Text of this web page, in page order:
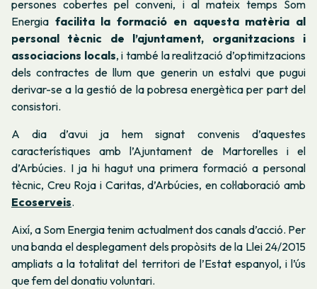
persones cobertes pel conveni, i al mateix temps Som
Energia facilita la formació en aquesta matèria al
personal tècnic de l’ajuntament, organitzacions i
associacions locals, i també la realització d’optimitzacions
dels contractes de llum que generin un estalvi que pugui
derivar-se a la gestió de la pobresa energètica per part del
consistori.
A dia d’avui ja hem signat convenis d’aquestes
característiques amb l’Ajuntament de Martorelles i el
d’Arbúcies. I ja hi hagut una primera formació a personal
tècnic, Creu Roja i Caritas, d’Arbúcies, en col·laboració amb
Ecoserveis.
Així, a Som Energia tenim actualment dos canals d’acció. Per
una banda el desplegament dels propòsits de la Llei 24/2015
ampliats a la totalitat del territori de l’Estat espanyol, i l’ús
que fem del donatiu voluntari.